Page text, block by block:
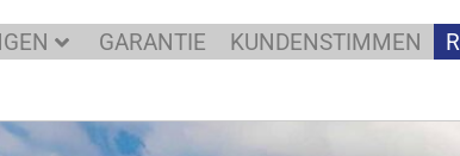
GARANTIE KUNDENSTIMMEN